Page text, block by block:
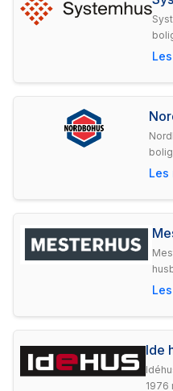
Les
Ide
1976